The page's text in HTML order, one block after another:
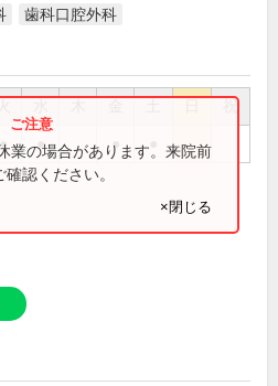
歯科口腔外科
祝
● ●
業の場合があります。来院前
認ください。
×閉じる